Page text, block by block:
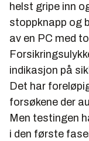
helst gripe inn
stoppknapp og
av en PC med
indikasjon på
Det har
forsøkene der
Men testingen
i den første